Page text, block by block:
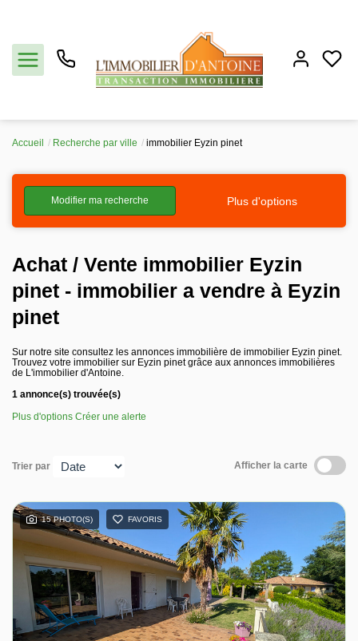
Vendre
Estimation
Notre agence
Partenaires
Nos avis
Accueil Recherche par ville immobilier Eyzin pinet
Modifier ma recherche Plus d'options
Achat / Vente immobilier Eyzin
pinet - immobilier a vendre à Eyzin
pinet
Sur notre site consultez les annonces immobilière de immobilier Eyzin pinet.
Trouvez votre immobilier sur Eyzin pinet grâce aux annonces immobilières
de L'immobilier d'Antoine.
1 annonce(s) trouvée(s)
Plus d'options Créer une alerte
Trier par Afficher la carte
15 PHOTO(S) FAVORIS